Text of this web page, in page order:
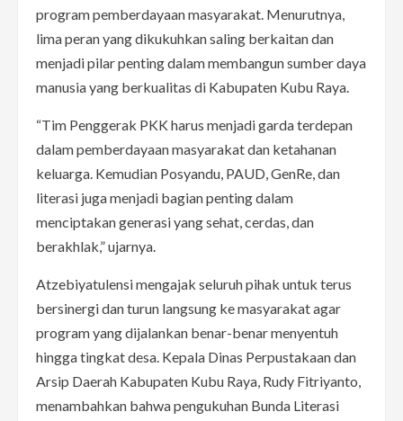
program pemberdayaan masyarakat. Menurutnya,
lima peran yang dikukuhkan saling berkaitan dan
menjadi pilar penting dalam membangun sumber daya
manusia yang berkualitas di Kabupaten Kubu Raya.
“Tim Penggerak PKK harus menjadi garda terdepan
dalam pemberdayaan masyarakat dan ketahanan
keluarga. Kemudian Posyandu, PAUD, GenRe, dan
literasi juga menjadi bagian penting dalam
menciptakan generasi yang sehat, cerdas, dan
berakhlak,” ujarnya.
Atzebiyatulensi mengajak seluruh pihak untuk terus
bersinergi dan turun langsung ke masyarakat agar
program yang dijalankan benar-benar menyentuh
hingga tingkat desa. Kepala Dinas Perpustakaan dan
Arsip Daerah Kabupaten Kubu Raya, Rudy Fitriyanto,
menambahkan bahwa pengukuhan Bunda Literasi